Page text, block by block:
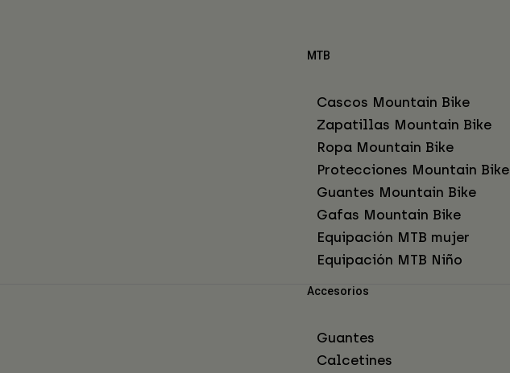
MTB
Cascos Mountain Bike
Zapatillas Mountain Bike
Ropa Mountain Bike
Protecciones Mountain Bike
Guantes Mountain Bike
Gafas Mountain Bike
Equipación MTB mujer
Equipación MTB Niño
Accesorios
Guantes
Calcetines